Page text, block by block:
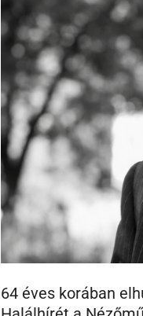
64 éves korában